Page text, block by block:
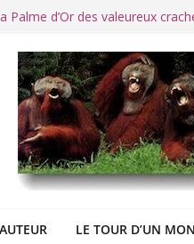
Palme d’Or des valeureux
Moi, Picard-Marseillais traité de «
George : « Le meilleur des
», bouc émissaire des
LE TOUR D’UN